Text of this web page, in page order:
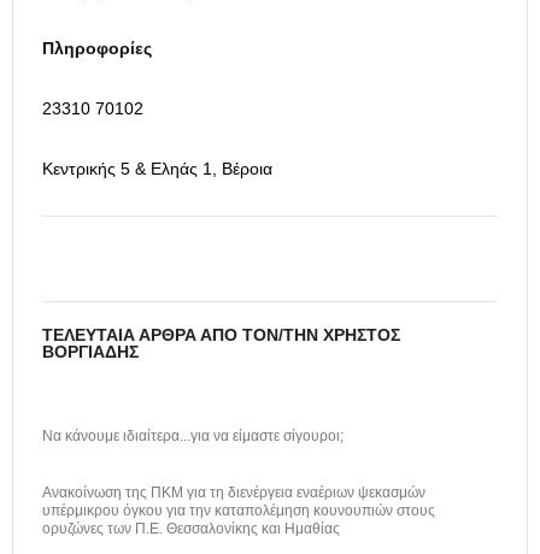
Πληροφορίες
23310 70102
Κεντρικής 5 & Εληάς 1, Βέροια
ΤΕΛΕΥΤΑΊΑ ΆΡΘΡΑ ΑΠΌ ΤΟΝ/ΤΗΝ ΧΡΉΣΤΟΣ
ΒΟΡΓΙΆΔΗΣ
Να κάνουμε ιδιαίτερα...για να είμαστε σίγουροι;
Ανακοίνωση της ΠΚΜ για τη διενέργεια εναέριων ψεκασμών
υπέρμικρου όγκου για την καταπολέμηση κουνουπιών στους
ορυζώνες των Π.Ε. Θεσσαλονίκης και Ημαθίας